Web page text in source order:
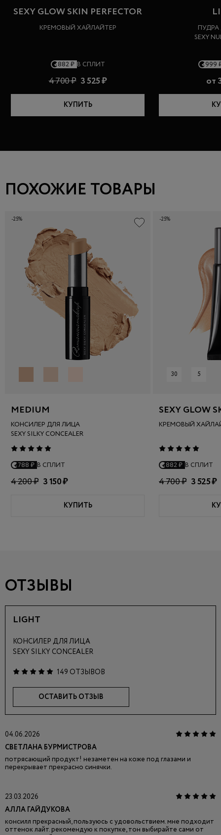
SEXY GLOW SKIN PERFECTOR
КРЕМОВЫЙ ХАЙЛАЙТЕР
882 ₽ В СПЛИТ
4 700 ₽ 3 525 ₽
КУПИТЬ
SEXY
999
от
ПОХОЖИЕ ТОВАРЫ
-25%
MEDIUM
КОНСИЛЕР ДЛЯ ЛИЦА
SEXY SILKY CONCEALER
788 ₽ В СПЛИТ
4 200 ₽ 3 150 ₽
КУПИТЬ
-25%
30 5
SEXY GLOW
КРЕМОВЫЙ
882 ₽ В СПЛИТ
4 700 ₽ 3 525 ₽
ОТЗЫВЫ
LIGHT
КОНСИЛЕР ДЛЯ ЛИЦА
SEXY SILKY CONCEALER
149 ОТЗЫВОВ
ОСТАВИТЬ ОТЗЫВ
04.06.2026
СВЕТЛАНА БУРМИСТРОВА
потрясающий продукт! незаметен на коже под глазами и
перекрывает прекрасно синячки.
23.03.2026
АЛЛА ГАЙДУКОВА
консилл прекрасный, пользуюсь с удовольствием. мне подходит
оттенок лайт. рекомендую к покупке, тон выбирайте сами от